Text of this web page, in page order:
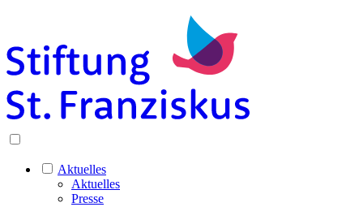
Aktuelles
Aktuelles
Presse